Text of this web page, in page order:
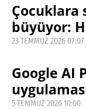
Çocuklara
büyüyor:
23 TEMMUZ 2026 07:07
Google AI
5 TEMMUZ 2026 10:00